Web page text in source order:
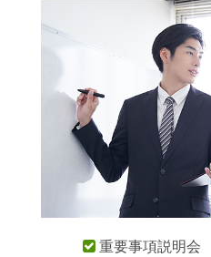
 重要事項説明会